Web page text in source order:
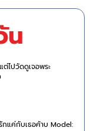
น
ต่ไปวัดดูเจอพระ
กแค่กับเธอค้าบ Model: